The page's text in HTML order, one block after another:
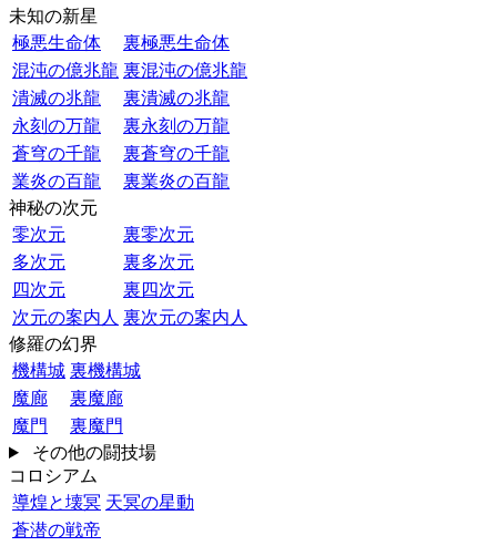
未知の新星
極悪生命体
裏極悪生命体
混沌の億兆龍 裏混沌の億兆龍
潰滅の兆龍
裏潰滅の兆龍
永刻の万龍
裏永刻の万龍
蒼穹の千龍
裏蒼穹の千龍
業炎の百龍
裏業炎の百龍
神秘の次元
零次元
裏零次元
多次元
裏多次元
四次元
裏四次元
次元の案内人 裏次元の案内人
修羅の幻界
機構城 裏機構城
魔廊
裏魔廊
魔門
裏魔門
その他の闘技場
コロシアム
導煌と壊冥 天冥の星動
蒼潜の戦帝